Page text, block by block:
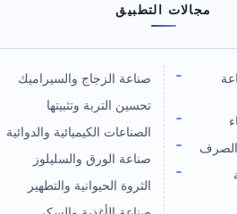
مجالات التطبيق
الصرف
صناعة الزجاج والسيراميك
تحسين التربة وتثبيتها
الصناعات الكيميائية والدوائية
صناعة الورق والسليلوز
الثروة الحيوانية والتطهير